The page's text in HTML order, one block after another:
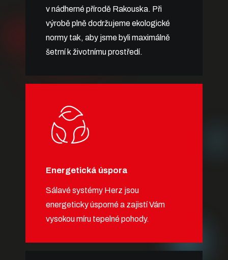
v nádherné přírodě Rakouska. Při
výrobě plně dodržujeme ekologické
normy tak, aby jsme byli maximálně
šetrní k životnímu prostředí.
Energetická úspora
Sálavé systémy Herz jsou
energeticky úsporné a zajistí Vám
vysokou míru tepelné pohody.